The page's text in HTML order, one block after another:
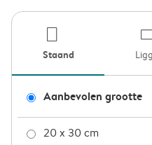
Staand
Aanbevolen grootte
20 x 30 cm